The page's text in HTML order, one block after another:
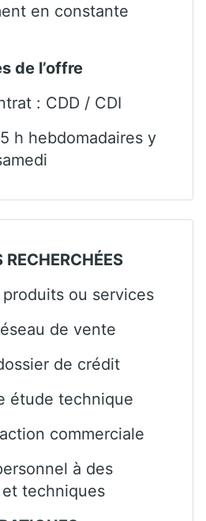
en constante
de l’offre
: CDD / CDI
h hebdomadaires y
ou services
de vente
de crédit
étude technique
commerciale
à des
techniques